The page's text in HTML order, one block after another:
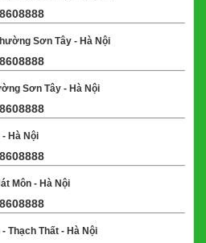
Sơn Tây - Hà Nội
Sơn Tây - Hà Nội
Hà Nội
Môn - Hà Nội
Thạch Thất - Hà Nội